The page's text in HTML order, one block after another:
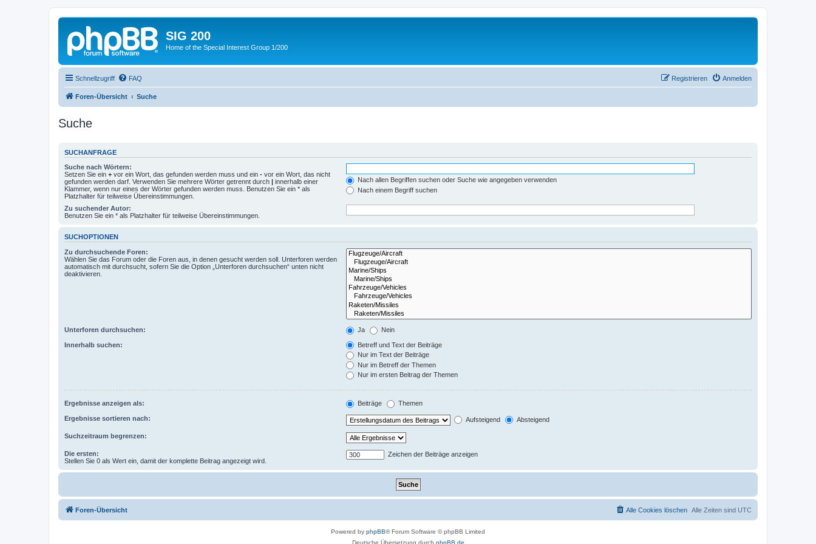
SIG 200
Home of the Special Interest Group 1/200
Schnellzugriff FAQ Anmelden
Registrieren
Foren-Übersicht Suche
Suche
SUCHANFRAGE
Suche nach Wörtern:
Setzen Sie ein + vor ein Wort, das gefunden werden muss und ein - vor ein Wort, das nicht
gefunden werden darf. Verwenden Sie mehrere Wörter getrennt durch | innerhalb einer
Klammer, wenn nur eines der Wörter gefunden werden muss. Benutzen Sie ein * als
Platzhalter für teilweise Übereinstimmungen.
Nach allen Begriffen suchen oder Suche wie angegeben verwenden
Nach einem Begriff suchen
Zu suchender Autor:
Benutzen Sie ein * als Platzhalter für teilweise Übereinstimmungen.
SUCHOPTIONEN
Zu durchsuchende Foren:
Wählen Sie das Forum oder die Foren aus, in denen gesucht werden soll. Unterforen werden
automatisch mit durchsucht, sofern Sie die Option „Unterforen durchsuchen“ unten nicht
deaktivieren.
Unterforen durchsuchen: Ja Nein
Innerhalb suchen:
Betreff und Text der Beiträge
Nur im Text der Beiträge
Nur im Betreff der Themen
Nur im ersten Beitrag der Themen
Ergebnisse anzeigen als: Beiträge Themen
Ergebnisse sortieren nach: Aufsteigend Absteigend
Suchzeitraum begrenzen:
Die ersten:
Stellen Sie 0 als Wert ein, damit der komplette Beitrag angezeigt wird.
Zeichen der Beiträge anzeigen
Foren-Übersicht Alle Zeiten sind UTC
Alle Cookies löschen
Powered by phpBB® Forum Software © phpBB Limited
Deutsche Übersetzung durch phpBB.de